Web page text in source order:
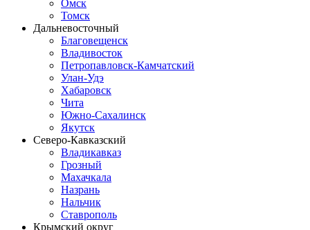
Омск
Томск
Дальневосточный
Благовещенск
Владивосток
Петропавловск-Камчатский
Улан-Удэ
Хабаровск
Чита
Южно-Сахалинск
Якутск
Северо-Кавказский
Владикавказ
Грозный
Махачкала
Назрань
Нальчик
Ставрополь
Крымский округ